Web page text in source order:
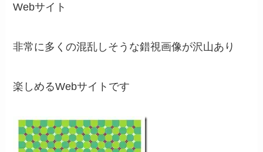
Webサイト
非常に多くの混乱しそうな錯視画像が沢山あり
楽しめるWebサイトです